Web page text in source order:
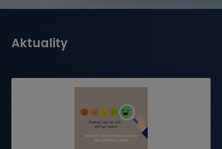
Aktuality